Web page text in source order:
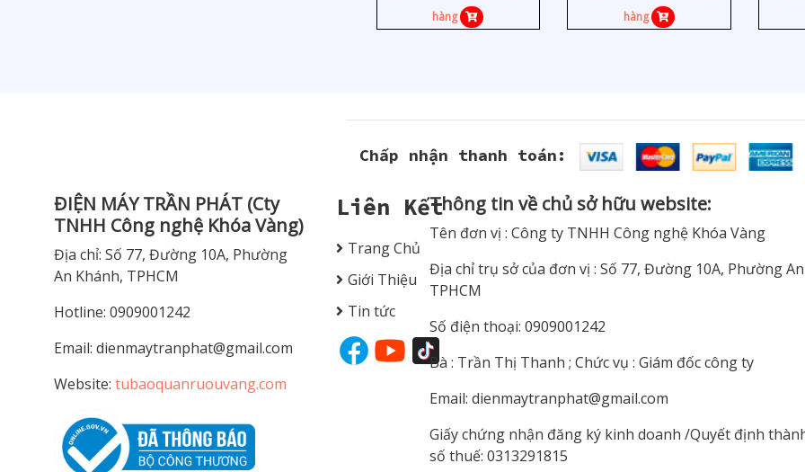
hàng
hàng
Chấp nhận thanh toán:
ĐIỆN MÁY TRẦN PHÁT (Cty
TNHH Công nghệ Khóa Vàng)
Địa chỉ: Số 77, Đường 10A, Phường
An Khánh, TPHCM
Hotline: 0909001242
Email: dienmaytranphat@gmail.com
Website: tubaoquanruouvang.com
Liên Kết
Trang Chủ
Giới Thiệu
Tin tức
Thông tin về chủ sở hữu website:
Tên đơn vị : Công ty TNHH Công nghệ Khóa Vàng
Địa chỉ trụ sở của đơn vị : Số 77, Đường 10A, Phường
TPHCM
Số điện thoại: 0909001242
Bà : Trần Thị Thanh ; Chức vụ : Giám đốc công ty
Email: dienmaytranphat@gmail.com
Giấy chứng nhận đăng ký kinh doanh /Quyết định
số thuế: 0313291815